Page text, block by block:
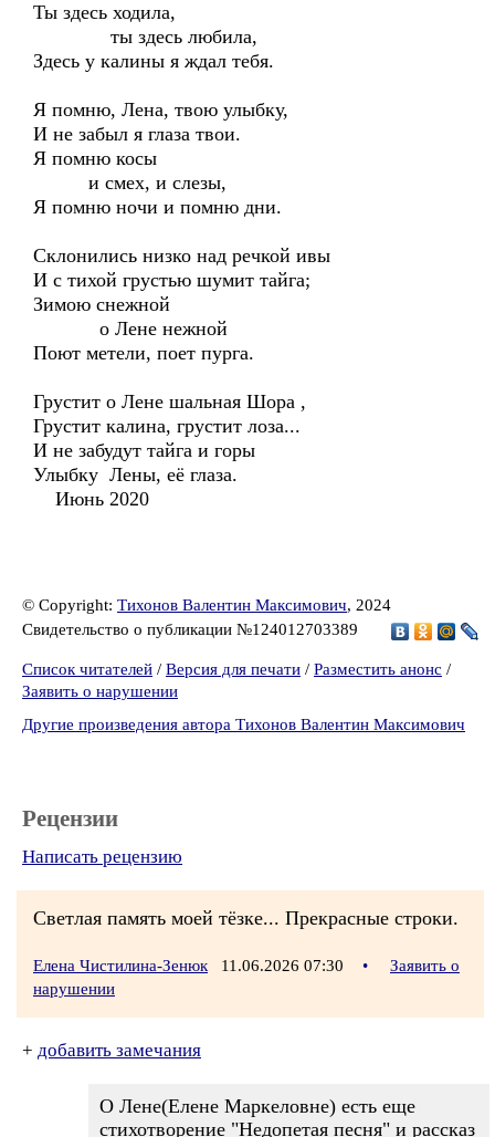
Ты здесь ходила,
ты здесь любила,
Здесь у калины я ждал тебя.
Я помню, Лена, твою улыбку,
И не забыл я глаза твои.
Я помню косы
и смех, и слезы,
Я помню ночи и помню дни.
Склонились низко над речкой ивы
И с тихой грустью шумит тайга;
Зимою снежной
о Лене нежной
Поют метели, поет пурга.
Грустит о Лене шальная Шора ,
Грустит калина, грустит лоза...
И не забудут тайга и горы
Улыбку Лены, её глаза.
Июнь 2020
© Copyright: Тихонов Валентин Максимович, 2024
Свидетельство о публикации №124012703389
Список читателей / Версия для печати / Разместить анонс /
Заявить о нарушении
Другие произведения автора Тихонов Валентин Максимович
Рецензии
Написать рецензию
Светлая память моей тёзке... Прекрасные строки.
Елена Чистилина-Зенюк 11.06.2026 07:30 •
Заявить о
нарушении
+ добавить замечания
О Лене(Елене Маркеловне) есть еще
стихотворение "Недопетая песня" и рассказ